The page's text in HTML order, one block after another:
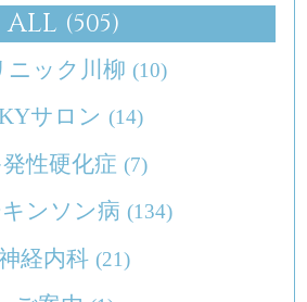
ALL (505)
ニック川柳 (10)
サロン (14)
発性硬化症 (7)
ンソン病 (134)
経内科 (21)